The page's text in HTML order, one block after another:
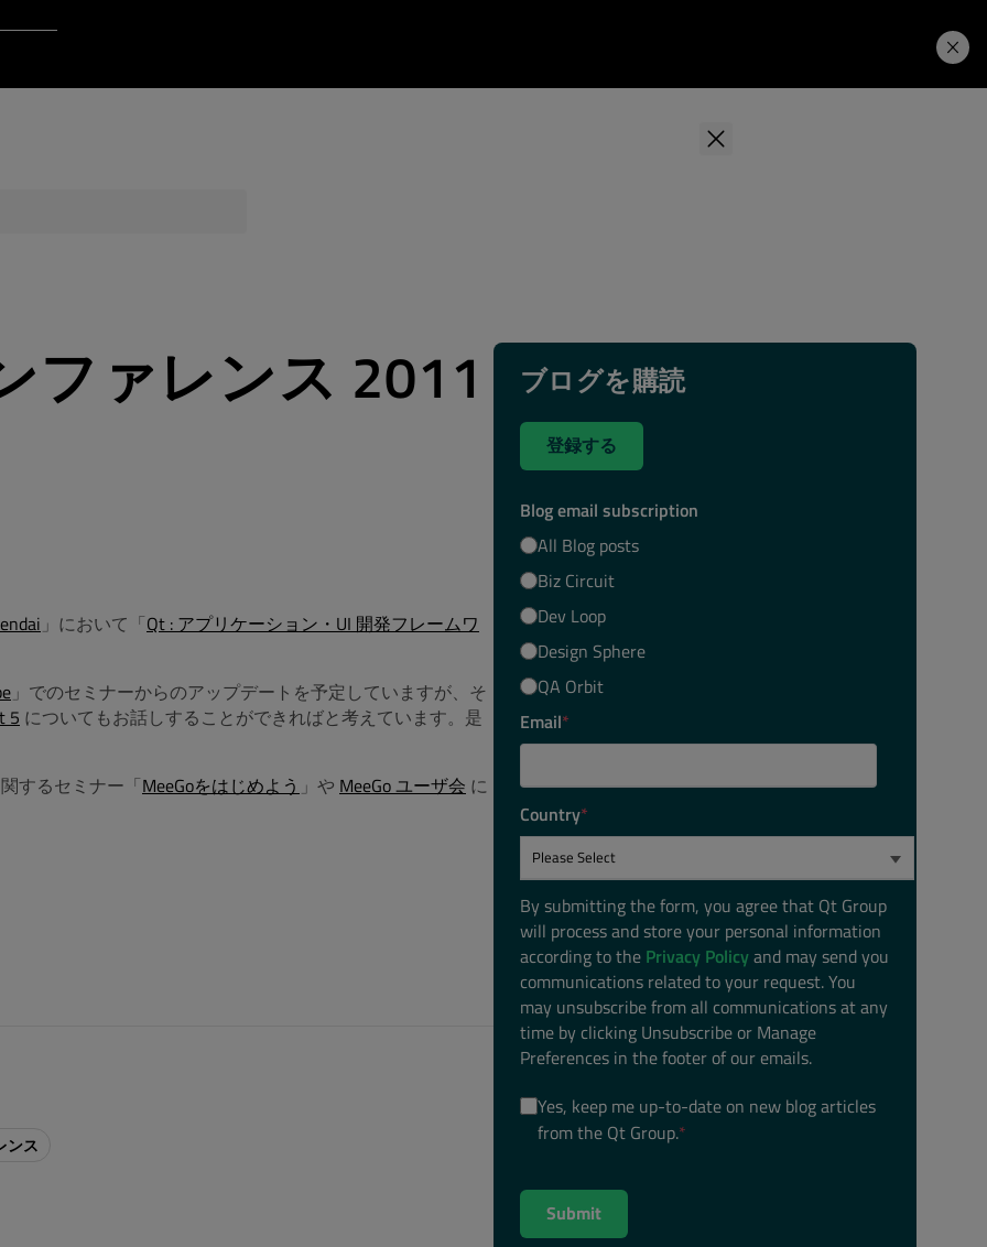
ファレンス 2011
」において「Qt : アプリケーション・UI 開発フレームワ
」でのセミナーからのアップデートを予定していますが、そ
5 についてもお話しすることができればと考えています。是
するセミナー「MeeGoをはじめよう 」や MeeGo ユーザ会 に
ンス
ブログを購読
登録する
Blog email subscription
All Blog posts
Biz Circuit
Dev Loop
Design Sphere
QA Orbit
Email*
Country*
By submitting the form, you agree that Qt Group
will process and store your personal information
according to the Privacy Policyand may send you
communications related to your request. You
may unsubscribe from all communications at any
time by clicking Unsubscribe or Manage
Preferences in the footer of our emails.
Yes, keep me up-to-date on new blog articles
from the Qt Group.*